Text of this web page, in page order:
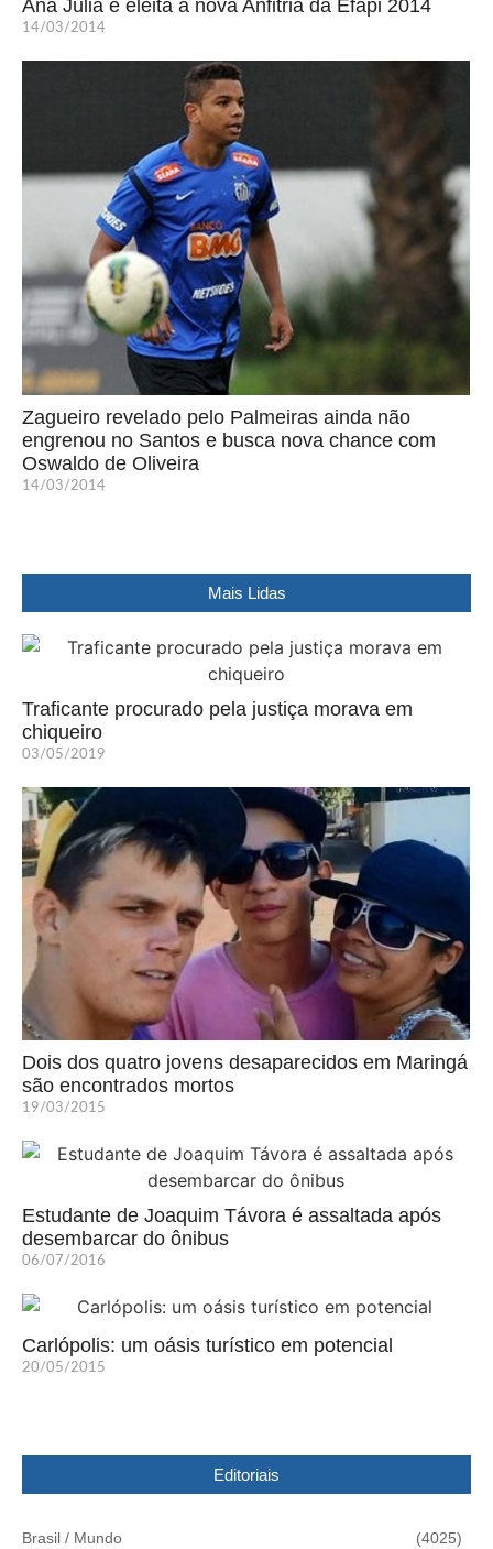
Ana Júlia é eleita a nova Anfitriã da Efapi 2014
14/03/2014
Zagueiro revelado pelo Palmeiras ainda não
engrenou no Santos e busca nova chance com
Oswaldo de Oliveira
14/03/2014
Mais Lidas
Traficante procurado pela justiça morava em
chiqueiro
03/05/2019
Dois dos quatro jovens desaparecidos em Maringá
são encontrados mortos
19/03/2015
Estudante de Joaquim Távora é assaltada após
desembarcar do ônibus
06/07/2016
Carlópolis: um oásis turístico em potencial
20/05/2015
Editoriais
Brasil / Mundo (4025)